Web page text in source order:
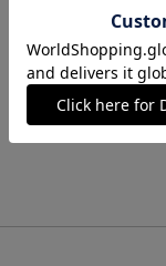
FRUIT OF THE LOOM
別注 ワッフル ヘンリーネ
ック フレンチスリーブT
シャツ
3,495 30%OFF